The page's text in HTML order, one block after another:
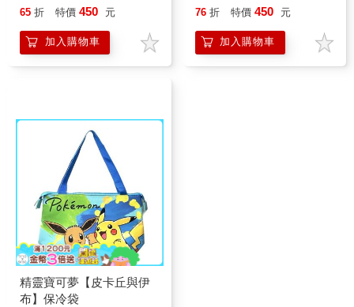
65 折 特價 450 元
加入購物車
76 折 特價 450 元
加入購物車
精靈寶可夢【皮卡丘與伊
布】保冷袋